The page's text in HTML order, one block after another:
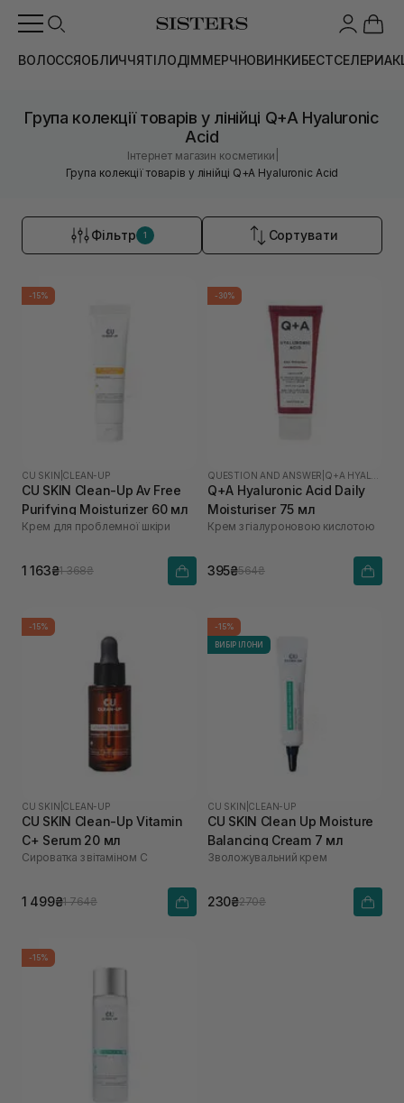
ВОЛОССЯОБЛИЧЧЯТІЛОДІММЕРЧНОВИНКИБЕСТСЕЛЕРИ
Група колекції товарів у лінійці Q+A Hyaluronic
Acid
Інтернет магазин косметики
Група колекції товарів у лінійці Q+A Hyaluronic Acid
Фільтр 1 Сортувати
-15%
CU SKIN CLEAN-UP
CU SKIN Clean-Up Av Free
Purifying Moisturizer 60 мл
Крем для проблемної шкіри
1 163₴1 368₴
-30%
QUESTION AND ANSWER
Q+A Hyaluronic Acid Daily
Moisturiser 75 мл
Крем з гіалуроновою кислотою
395₴564₴
-15%
CU SKIN CLEAN-UP
CU SKIN Clean-Up Vitamin
C+ Serum 20 мл
Сироватка з вітаміном С
1 499₴1 764₴
-15%
ВИБІР ІЛОНИ
CU SKIN CLEAN-UP
CU SKIN Clean Up Moisture
Balancing Cream 7 мл
Зволожувальний крем
230₴270₴
-15%